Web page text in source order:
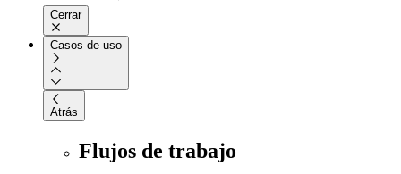
Cerrar
Casos de uso
Atrás
Flujos de trabajo